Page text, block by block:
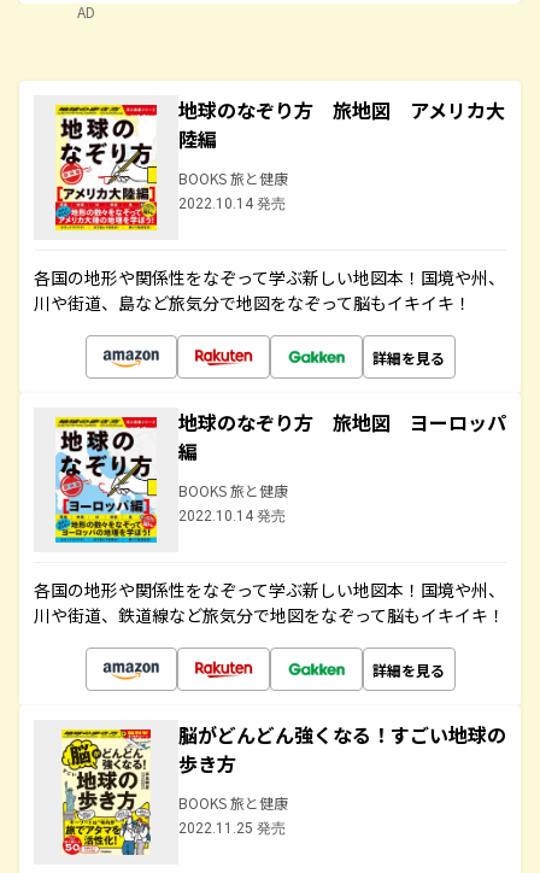
AD
地球のなぞり方 旅地図 アメリカ大
陸編
BOOKS 旅と健康
2022.10.14 発売
各国の地形や関係性をなぞって学ぶ新しい地図本！国境や州、
川や街道、島など旅気分で地図をなぞって脳もイキイキ！
詳細を見る
地球のなぞり方 旅地図 ヨーロッパ
編
BOOKS 旅と健康
2022.10.14 発売
各国の地形や関係性をなぞって学ぶ新しい地図本！国境や州、
川や街道、鉄道線など旅気分で地図をなぞって脳もイキイキ！
詳細を見る
脳がどんどん強くなる！すごい地球の
歩き方
BOOKS 旅と健康
2022.11.25 発売